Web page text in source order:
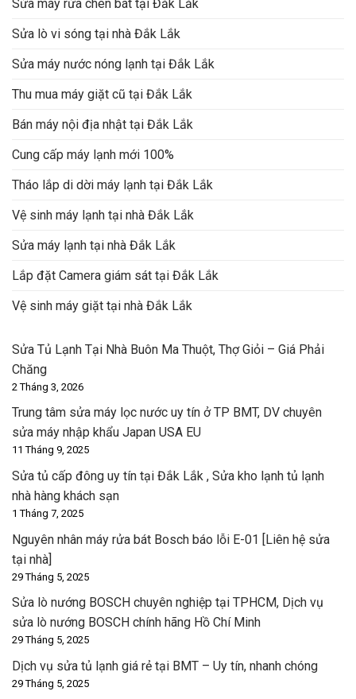
Sửa máy rửa chén bát tại Đắk Lắk
Sửa lò vi sóng tại nhà Đắk Lắk
Sửa máy nước nóng lạnh tại Đắk Lắk
Thu mua máy giặt cũ tại Đắk Lắk
Bán máy nội địa nhật tại Đắk Lắk
Cung cấp máy lạnh mới 100%
Tháo lắp di dời máy lạnh tại Đắk Lắk
Vệ sinh máy lạnh tại nhà Đắk Lắk
Sửa máy lạnh tại nhà Đắk Lắk
Lắp đặt Camera giám sát tại Đắk Lắk
Vệ sinh máy giặt tại nhà Đắk Lắk
Sửa Tủ Lạnh Tại Nhà Buôn Ma Thuột, Thợ Giỏi – Giá Phải
Chăng
2 Tháng 3, 2026
Trung tâm sửa máy lọc nước uy tín ở TP BMT, DV chuyên
sửa máy nhập khẩu Japan USA EU
11 Tháng 9, 2025
Sửa tủ cấp đông uy tín tại Đắk Lắk , Sửa kho lạnh tủ lạnh
nhà hàng khách sạn
1 Tháng 7, 2025
Nguyên nhân máy rửa bát Bosch báo lỗi E-01 [Liên hệ sửa
tại nhà]
29 Tháng 5, 2025
Sửa lò nướng BOSCH chuyên nghiệp tại TPHCM, Dịch vụ
sửa lò nướng BOSCH chính hãng Hồ Chí Minh
29 Tháng 5, 2025
Dịch vụ sửa tủ lạnh giá rẻ tại BMT – Uy tín, nhanh chóng
29 Tháng 5, 2025